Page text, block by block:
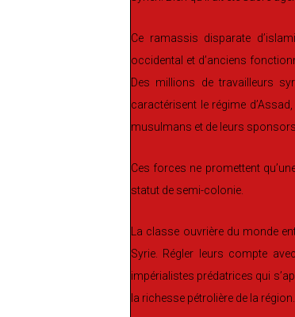
Ce ramassis disparate
occidental et d’anciens
Des millions de travailleurs
caractérisent le régime
musulmans et de leurs
Ces forces ne promettent
statut de semi-colonie.
La classe ouvrière du monde
Syrie. Régler leurs compte
impérialistes prédatrices qui
la richesse pétrolière de la région.